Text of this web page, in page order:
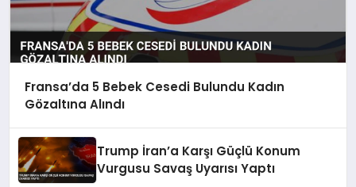
Fransa’da 5 Bebek Cesedi Bulundu Kadın
Gözaltına Alındı
Trump İran’a Karşı Güçlü Konum
Vurgusu Savaş Uyarısı Yaptı